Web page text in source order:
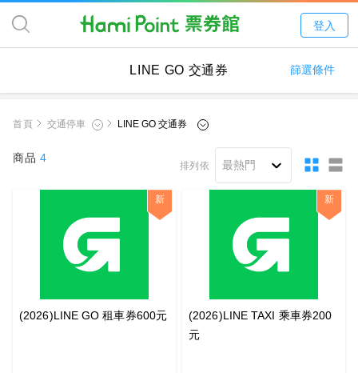
登入
篩選條件
LINE GO 交通券
首頁
商品4
排列依
新
(2026)LINE GO 租車券600元
新
(2026)LINE TAXI 乘車券200
元